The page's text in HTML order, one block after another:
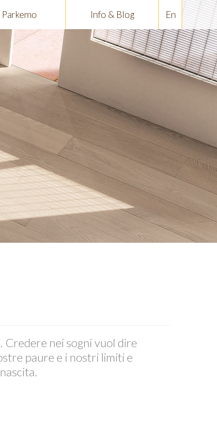
Parkemo Info & Blog En
Credere nei sogni vuol dire
paure e i nostri limiti e